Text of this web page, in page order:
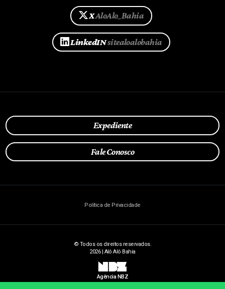
XAloAlo_Bahia
LinkedINsitealoalobahia
Expediente
Fale Conosco
Política de Privacidade
© Todos os direitos reservados.
2026 | Alô Alô Bahia
NBZ
Agência NBZ